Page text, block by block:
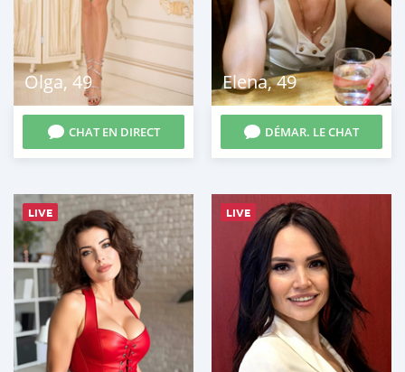
Olga,49
CHAT EN DIRECT
Elena,49
DÉMAR. LE CHAT
LIVE LIVE